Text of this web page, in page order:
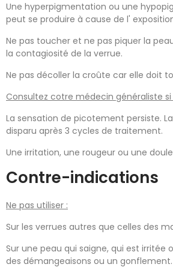
Une hyperpigmentation ou une
peut se produire à cause de l'
Ne pas toucher et ne pas piquer la
la contagiosité de la verrue.
Ne pas décoller la croûte car elle doit
Consultez cotre médecin généraliste si
La sensation de picotement persiste.
disparu après 3 cycles de traitement.
Une irritation, une rougeur ou une
Contre-indications
Ne pas utiliser :
Sur les verrues autres que celles des
Sur une peau qui saigne, qui est irritée
des démangeaisons ou un gonflement.